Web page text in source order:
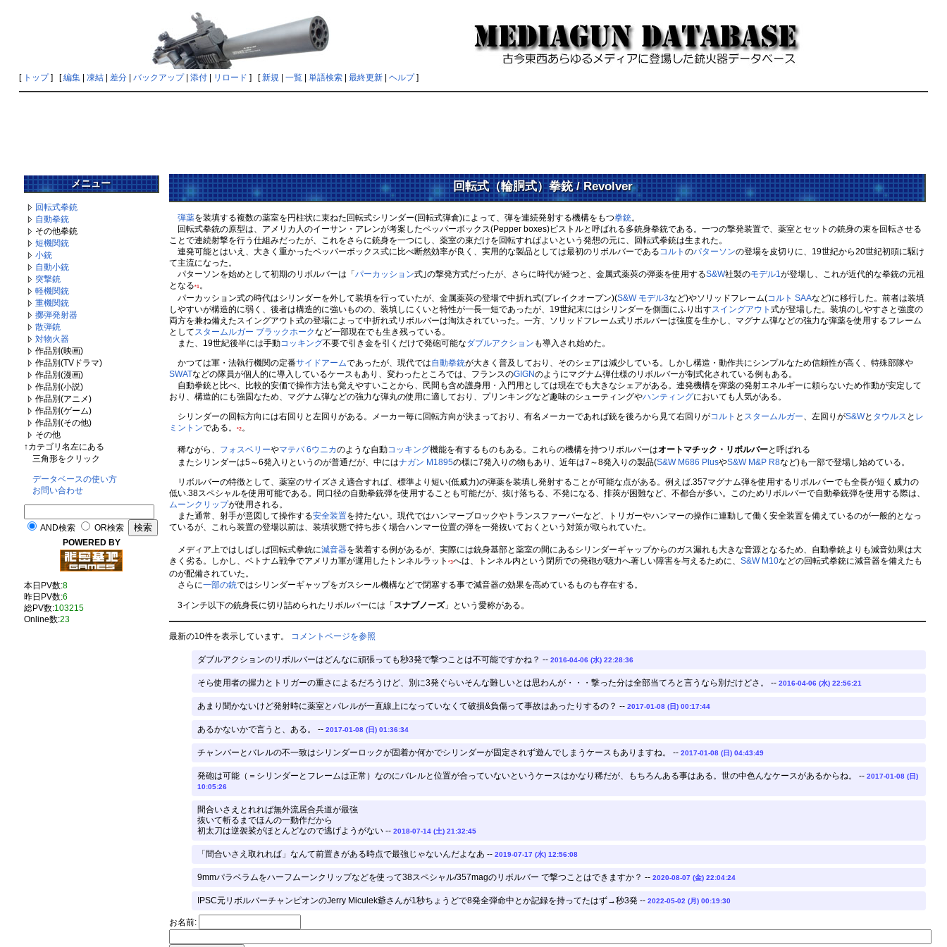
[ トップ] [編集| 凍結| 差分| バックアップ| 添付| リロード ] [新規| 一覧| 単語検索| 最終更新| ヘルプ]
メニュー
回転式拳銃
自動拳銃
その他拳銃
短機関銃
小銃
自動小銃
突撃銃
軽機関銃
重機関銃
擲弾発射器
散弾銃
対物火器
作品別(映画)
作品別(TVドラマ)
作品別(漫画)
作品別(小説)
作品別(アニメ)
作品別(ゲーム)
作品別(その他)
その他
↑カテゴリ名左にある
三角形をクリック
データベースの使い方
お問い合わせ
AND検索
OR検索
POWERED BY
本日PV数:8
昨日PV数:6
総PV数:103215
Online数:23
回転式（輪胴式）拳銃 / Revolver†
弾薬を装填する複数の薬室を円柱状に束ねた回転式シリンダー(回転式弾倉)によって、弾を連続発射する機構をもつ拳銃。
回転式拳銃の原型は、アメリカ人のイーサン・アレンが考案したペッパーボックス(Pepper boxes)ピストルと呼ばれる多銃身拳銃である。一つの撃発装置で、薬室とセットの銃身の束を回転させる
ことで連続射撃を行う仕組みだったが、これをさらに銃身を一つにし、薬室の束だけを回転すればよいという発想の元に、回転式拳銃は生まれた。
連発可能とはいえ、大きく重かったペッパーボックス式に比べ断然効率が良く、実用的な製品としては最初のリボルバーであるコルト のパターソンの登場を皮切りに、19世紀から20世紀初頭に駆け
て主流になった。
パターソンを始めとして初期のリボルバーは「パーカッション式｣の撃発方式だったが、さらに時代が経つと、金属式薬莢の弾薬を使用するS&W社製のモデル1が登場し、これが近代的な拳銃の元祖
となる*1。
パーカッション式の時代はシリンダーを外して装填を行っていたが、金属薬莢の登場で中折れ式(ブレイクオープン)(S&W モデル3など)やソリッドフレーム(コルト SAAなど)に移行した。前者は装填
しやすいが構造的に弱く、後者は構造的に強いものの、装填しにくいと特性が一長一短であったが、19世紀末にはシリンダーを側面にふり出すスイングアウト 式が登場した。装填のしやすさと強度の
両方を兼ね備えたスイングアウト式の登場によって中折れ式リボルバーは淘汰されていった。一方、ソリッドフレーム式リボルバーは強度を生かし、マグナム弾などの強力な弾薬を使用するフレーム
としてスタームルガー ブラックホークなど一部現在でも生き残っている。
また、19世紀後半には手動コッキング不要で引き金を引くだけで発砲可能なダブルアクション も導入され始めた。
かつては軍・法執行機関の定番サイドアームであったが、現代では自動拳銃が大きく普及しており、そのシェアは減少している。しかし構造・動作共にシンプルなため信頼性が高く、特殊部隊や
SWATなどの隊員が個人的に導入しているケースもあり、変わったところでは、フランスのGIGNのようにマグナム弾仕様のリボルバーが制式化されている例もある。
自動拳銃と比べ、比較的安価で操作方法も覚えやすいことから、民間も含め護身用・入門用としては現在でも大きなシェアがある。連発機構を弾薬の発射エネルギーに頼らないため作動が安定して
おり、構造的にも強固なため、マグナム弾などの強力な弾丸の使用に適しており、プリンキングなど趣味のシューティングやハンティングにおいても人気がある。
シリンダーの回転方向には右回りと左回りがある。メーカー毎に回転方向が決まっており、有名メーカーであれば銃を後ろから見て右回りがコルト と スタームルガー、左回りがS&Wと タウルス と レ
ミントンである。 *2。
稀ながら、 フォスベリーやマテバ 6ウニカのような自動コッキング機能を有するものもある。これらの機構を持つリボルバーはオートマチック・リボルバーと呼ばれる
またシリンダーは5～6発入りというのが普通だが、中にはナガン M1895の様に7発入りの物もあり、近年は7～8発入りの製品(S&W M686 PlusやS&W M&P R8など)も一部で登場し始めている。
リボルバーの特徴として、薬室のサイズさえ適合すれば、標準より短い(低威力)の弾薬を装填し発射することが可能な点がある。例えば.357マグナム弾を使用するリボルバーでも全長が短く威力の
低い.38スペシャルを使用可能である。同口径の自動拳銃弾を使用することも可能だが、抜け落ちる、不発になる、排莢が困難など、不都合が多い。このためリボルバーで自動拳銃弾を使用する際は、
ムーンクリップが使用される。
また通常、射手が意図して操作する安全装置を持たない。現代ではハンマーブロックやトランスファーバーなど、トリガーやハンマーの操作に連動して働く安全装置を備えているのが一般的となっ
ているが、これら装置の登場以前は、装填状態で持ち歩く場合ハンマー位置の弾を一発抜いておくという対策が取られていた。
メディア上ではしばしば回転式拳銃に減音器を装着する例があるが、実際には銃身基部と薬室の間にあるシリンダーギャップからのガス漏れも大きな音源となるため、自動拳銃よりも減音効果は大
きく劣る。しかし、ベトナム戦争でアメリカ軍が運用したトンネルラット *3へは、トンネル内という閉所での発砲が聴力へ著しい障害を与えるために、 S&W M10などの回転式拳銃に減音器を備えたも
のが配備されていた。
さらに一部の銃ではシリンダーギャップをガスシール機構などで閉塞する事で減音器の効果を高めているものも存在する。
3インチ以下の銃身長に切り詰められたリボルバーには「スナブノーズ」という愛称がある。
最新の10件を表示しています。 コメントページを参照
ダブルアクションのリボルバーはどんなに頑張っても秒3発で撃つことは不可能ですかね？ -- 2016-04-06 (水) 22:28:36
そら使用者の握力とトリガーの重さによるだろうけど、別に3発ぐらいそんな難しいとは思わんが・・・撃った分は全部当てろと言うなら別だけどさ。 -- 2016-04-06 (水) 22:56:21
あまり聞かないけど発射時に薬室とバレルが一直線上になっていなくて破損&負傷って事故はあったりするの？ -- 2017-01-08 (日) 00:17:44
あるかないかで言うと、ある。 -- 2017-01-08 (日) 01:36:34
チャンバーとバレルの不一致はシリンダーロックが固着か何かでシリンダーが固定されず遊んでしまうケースもありますね。 -- 2017-01-08 (日) 04:43:49
発砲は可能（＝シリンダーとフレームは正常）なのにバレルと位置が合っていないというケースはかなり稀だが、もちろんある事はある。世の中色んなケースがあるからね。 -- 2017-01-08 (日)
10:05:26
間合いさえとれれば無外流居合兵道が最強
抜いて斬るまでほんの一動作だから
初太刀は逆袈裟がほとんどなので逃げようがない -- 2018-07-14 (土) 21:32:45
「間合いさえ取れれば」なんて前置きがある時点で最強じゃないんだよなあ -- 2019-07-17 (水) 12:56:08
9mmパラベラムをハーフムーンクリップなどを使って38スペシャル/357magのリボルバー で撃つことはできますか？ -- 2020-08-07 (金) 22:04:24
IPSC元リボルバーチャンピオンのJerry Miculek爺さんが1秒ちょうどで8発全弾命中とか記録を持ってたはず→秒3発 -- 2022-05-02 (月) 00:19:30
お名前: